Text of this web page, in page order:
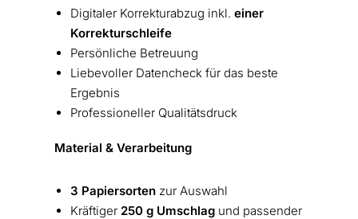
Digitaler Korrekturabzug inkl. einer
Korrekturschleife
Persönliche Betreuung
Liebevoller Datencheck für das beste
Ergebnis
Professioneller Qualitätsdruck
Material & Verarbeitung
3 Papiersortenzur Auswahl
Kräftiger 250 g Umschlagund passender